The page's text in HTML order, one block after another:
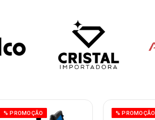
% PROMOÇÃO % PROMOÇÃO